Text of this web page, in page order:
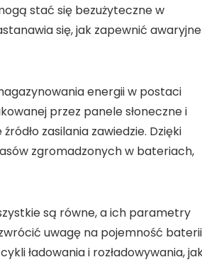
stać się bezużyteczne w
się, jak zapewnić awaryjne
energiiw postaci
przez panele słoneczne i
zasilania zawiedzie. Dzięki
zgromadzonych w bateriach,
są równe, a ich parametry
uwagę na pojemność
ładowania i rozładowywania,